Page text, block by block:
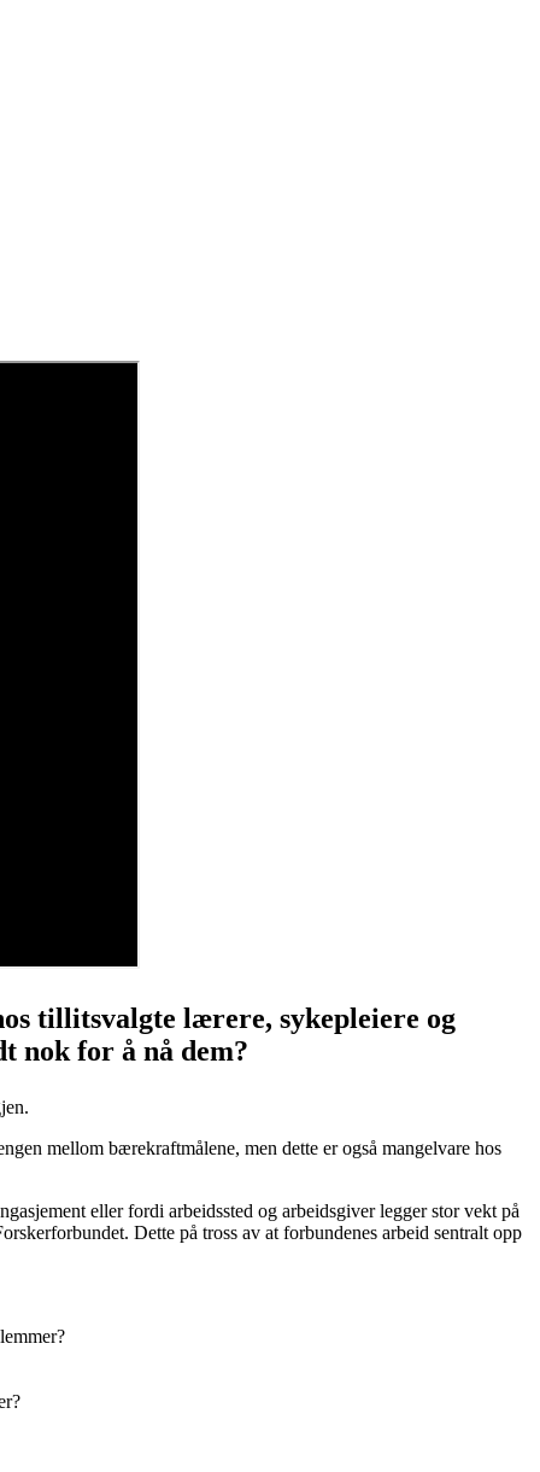
tillitsvalgte lærere, sykepleiere og
nok for å nå dem?
mellom bærekraftmålene, men dette er også mangelvare hos
eller fordi arbeidssted og arbeidsgiver legger stor vekt på
Dette på tross av at forbundenes arbeid sentralt opp